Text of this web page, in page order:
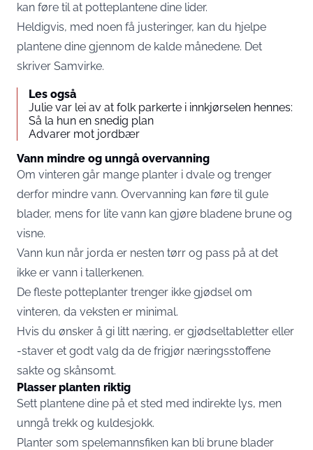
kan føre til at potteplantene dine lider.
Heldigvis, med noen få justeringer, kan du hjelpe
plantene dine gjennom de kalde månedene. Det
skriver Samvirke.
Les også
Julie var lei av at folk parkerte i innkjørselen hennes:
Så la hun en snedig plan
Advarer mot jordbær
Vann mindre og unngå overvanning
Om vinteren går mange planter i dvale og trenger
derfor mindre vann. Overvanning kan føre til gule
blader, mens for lite vann kan gjøre bladene brune og
visne.
Vann kun når jorda er nesten tørr og pass på at det
ikke er vann i tallerkenen.
De fleste potteplanter trenger ikke gjødsel om
vinteren, da veksten er minimal.
Hvis du ønsker å gi litt næring, er gjødseltabletter eller
-staver et godt valg da de frigjør næringsstoffene
sakte og skånsomt.
Plasser planten riktig
Sett plantene dine på et sted med indirekte lys, men
unngå trekk og kuldesjokk.
Planter som spelemannsfiken kan bli brune blader